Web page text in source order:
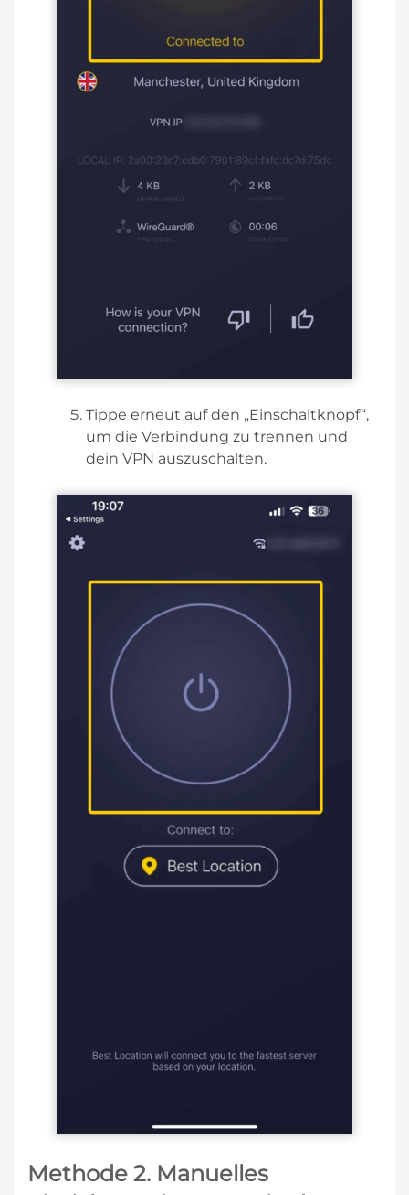
Tippe erneut auf den „Einschaltknopf“,
um die Verbindung zu trennen und
dein VPN auszuschalten.
Methode 2. Manuelles